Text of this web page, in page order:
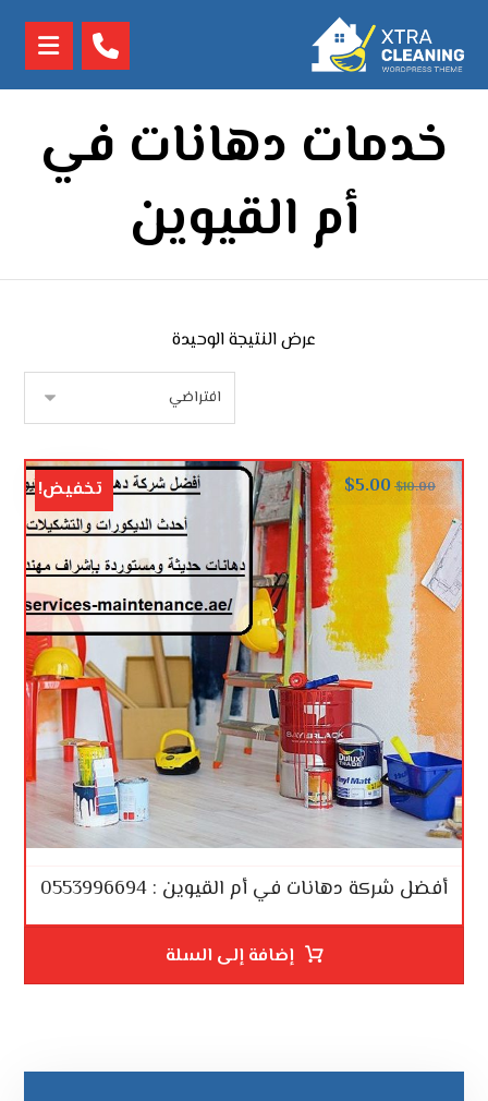
خدمات دهانات في
أم القيوين
عرض النتيجة الوحيدة
أفضل شركة دهانات في أم القيوين : 0553996694
$10.00
$5.00 تخفيض!
إضافة إلى السلة